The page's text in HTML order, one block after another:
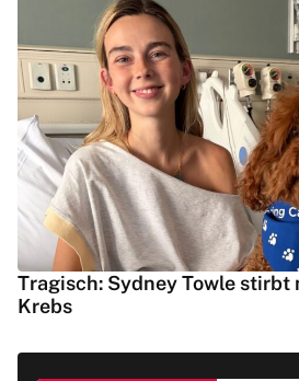
Tragisch: Sydney Towle stirbt
Krebs